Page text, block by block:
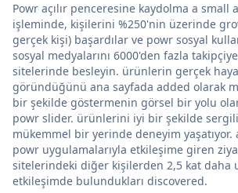
Powr açılır penceresine kaydolma a small
işleminde, kişilerini %250'nin üzerinde
gerçek kişi) başardılar ve powr sosyal
sosyal medyalarını 6000'den fazla
sitelerinde besleyin. ürünlerin gerçek
göründüğünü ana sayfada added olarak
bir şekilde göstermenin görsel bir yolu
powr slider. ürünlerini iyi bir şekilde
mükemmel bir yerinde deneyim yaşatıyor.
powr uygulamalarıyla etkileşime giren
sitelerindeki diğer kişilerden 2,5 kat daha
etkileşimde bulundukları discovered.